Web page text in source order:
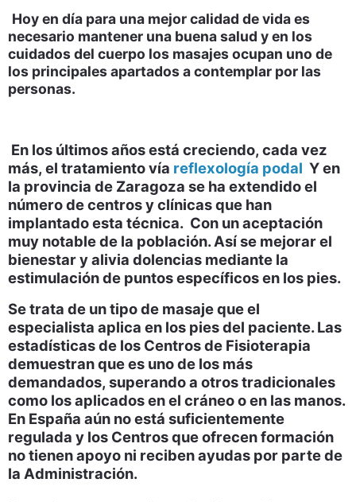
Hoy en día para una mejor calidad de vida es
necesario mantener una buena salud y en los
cuidados del cuerpo los masajes ocupan uno de
los principales apartados a contemplar por las
personas.
En los últimos años está creciendo, cada vez
más, el tratamiento vía reflexología podal Y en
la provincia de Zaragoza se ha extendido el
número de centros y clínicas que han
implantado esta técnica. Con un aceptación
muy notable de la población. Así se mejorar el
bienestar y alivia dolencias mediante la
estimulación de puntos específicos en los pies.
Se trata de un tipo de masaje que el
especialista aplica en los pies del paciente. Las
estadísticas de los Centros de Fisioterapia
demuestran que es uno de los más
demandados, superando a otros tradicionales
como los aplicados en el cráneo o en las manos.
En España aún no está suficientemente
regulada y los Centros que ofrecen formación
no tienen apoyo ni reciben ayudas por parte de
la Administración.